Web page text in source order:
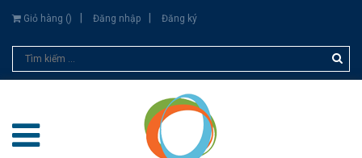
Giỏ hàng () Đăng nhập Đăng ký